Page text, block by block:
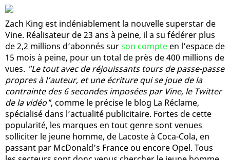
Zach King est indéniablement la nouvelle superstar de
Vine. Réalisateur de 23 ans à peine, il a su fédérer plus
de 2,2 millions d’abonnés surson compte en l’espace de
15 mois à peine, pour un total de près de 400 millions de
vues. "Le tout avec de réjouissants tours de passe-passe
propres à l’auteur, et une écriture qui se joue de la
contrainte des 6 secondes imposées par Vine, le Twitter
de la vidéo", comme le précise le blog La Réclame,
spécialisé dans l’actualité publicitaire. Fortes de cette
popularité, les marques en tout genre sont venues
solliciter le jeune homme, de Lacoste à Coca-Cola, en
passant par McDonald’s France ou encore Opel. Tous